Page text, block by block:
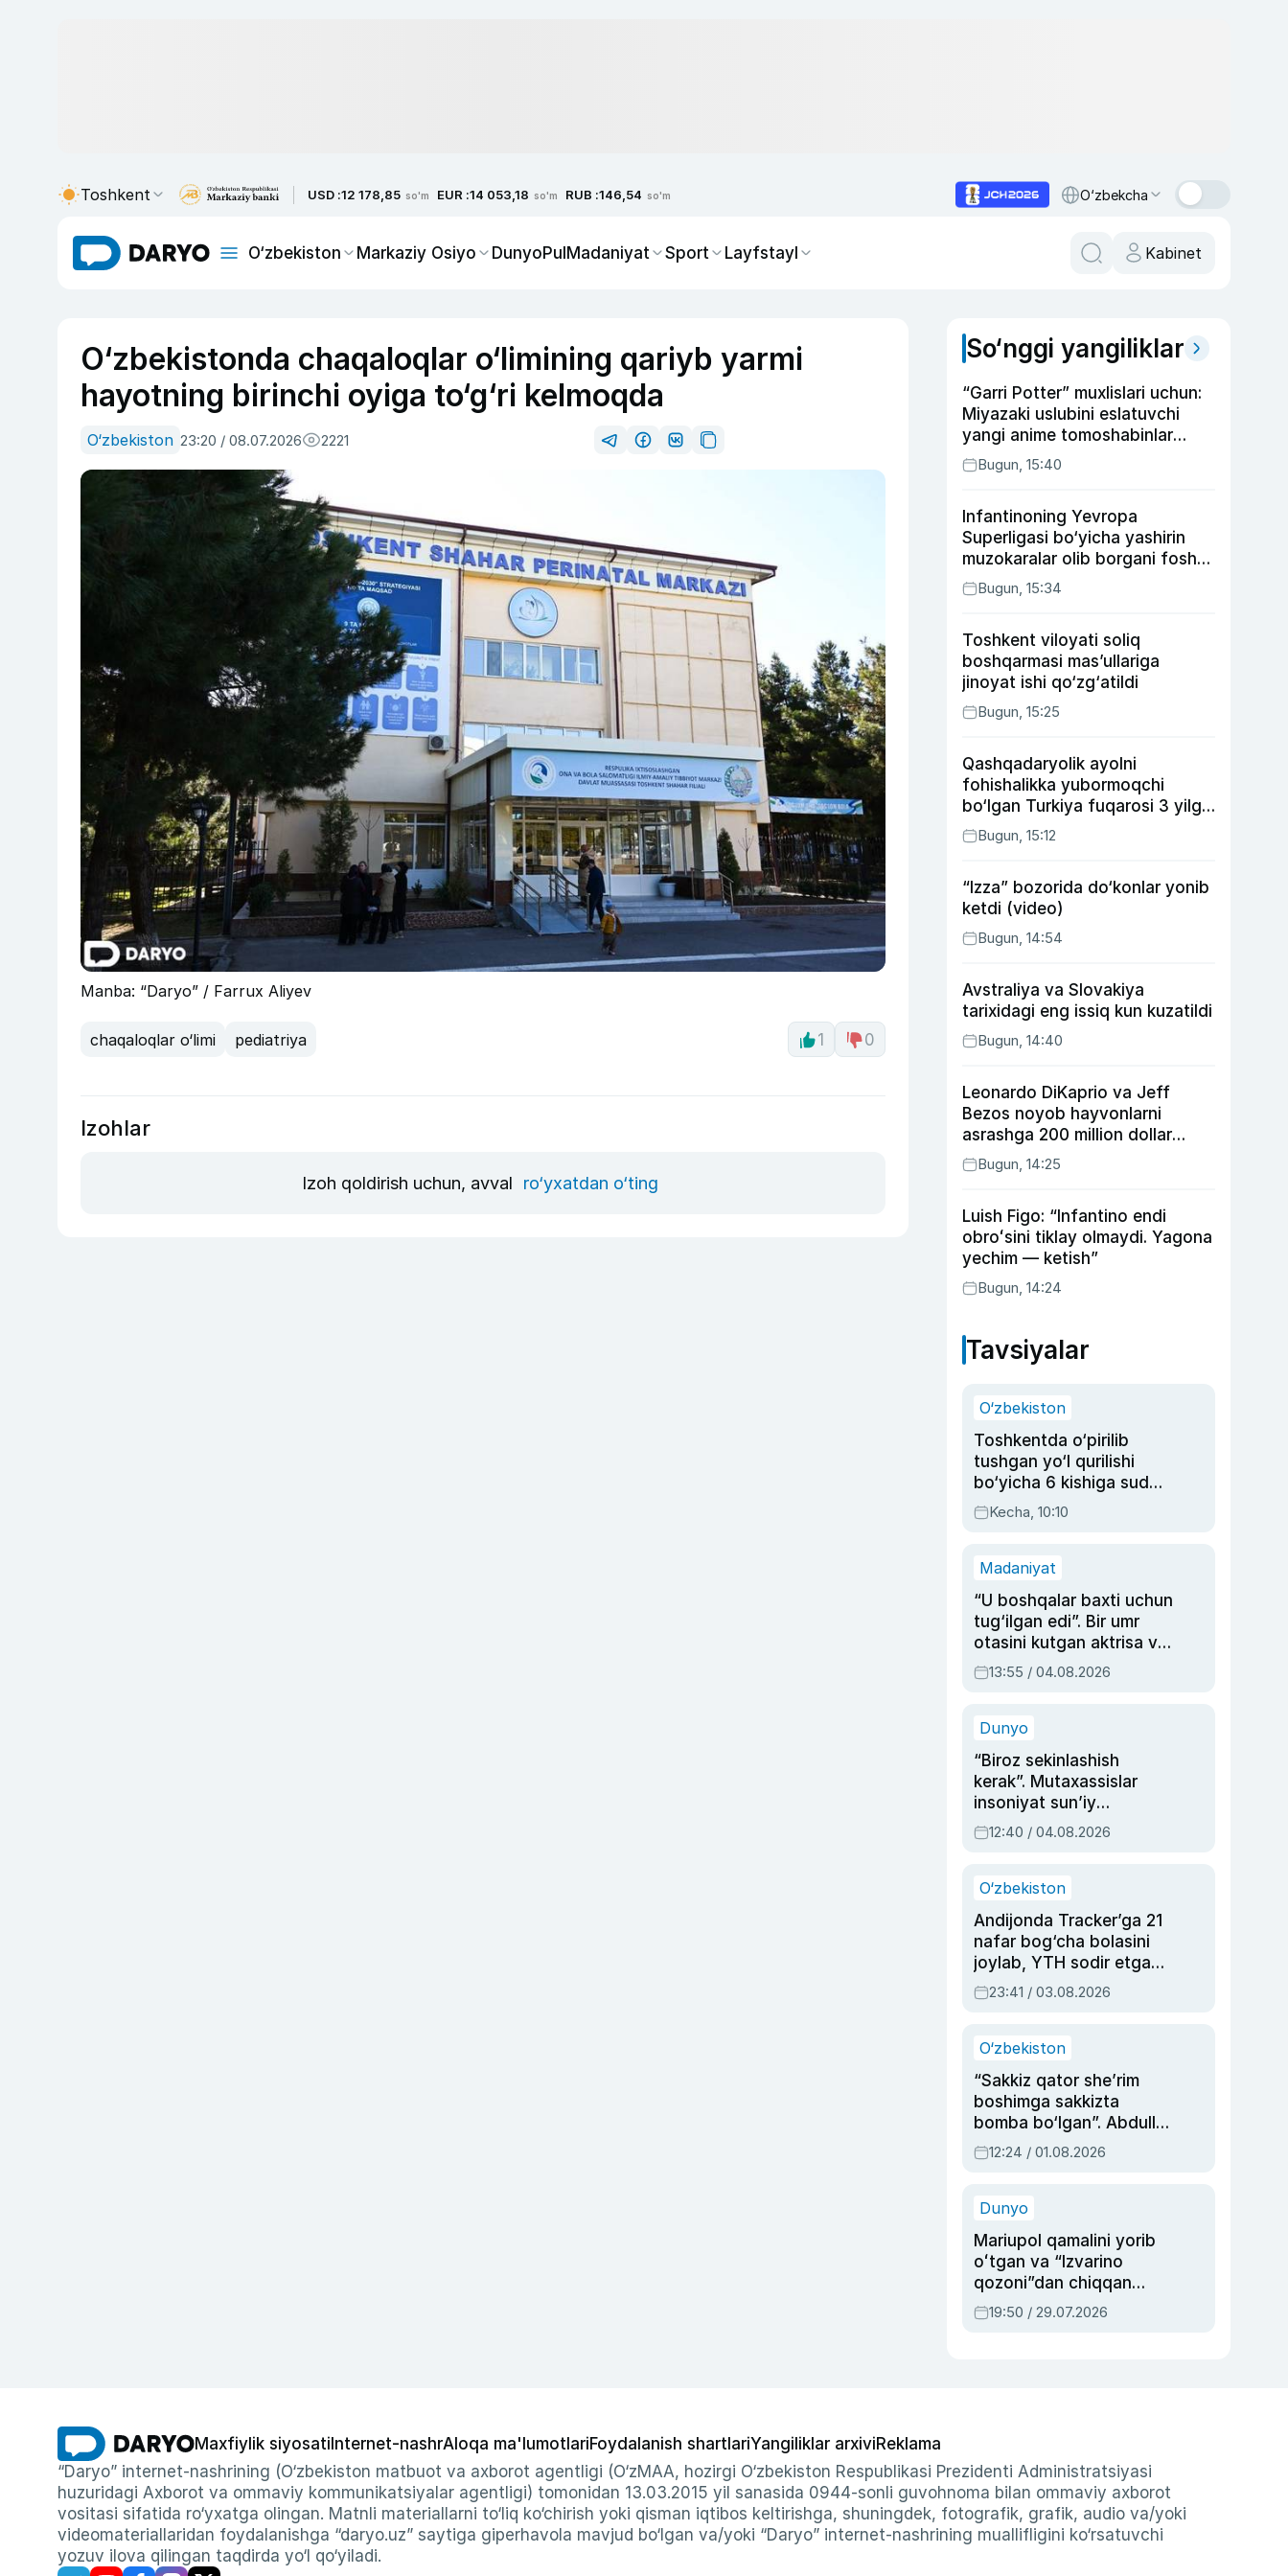
Toshkent USD :12 178,85 so'm EUR :14 053,18 so'm RUB :146,54 so'm O‘zbekcha
O‘zbekiston Markaziy Osiyo DunyoPulMadaniyat Sport Layfstayl Kabinet
O‘zbekistonda chaqaloqlar o‘limining qariyb yarmi
hayotning birinchi oyiga to‘g‘ri kelmoqda
O‘zbekiston 23:20 / 08.07.2026 2221
Manba: “Daryo” / Farrux Aliyev
chaqaloqlar o‘limi pediatriya 1 0
Izohlar
Izoh qoldirish uchun, avval ro‘yxatdan o‘ting
So‘nggi yangiliklar
“Garri Potter” muxlislari uchun:
Miyazaki uslubini eslatuvchi
yangi anime tomoshabinlar
e’tiborini qozonmoqda
Bugun, 15:40
Infantinoning Yevropa
Superligasi bo‘yicha yashirin
muzokaralar olib borgani fosh
bo‘ldiBugun, 15:34
Toshkent viloyati soliq
boshqarmasi mas’ullariga
jinoyat ishi qo‘zg‘atildi
Bugun, 15:25
Qashqadaryolik ayolni
fohishalikka yubormoqchi
bo‘lgan Turkiya fuqarosi 3 yilga
qamaldi
Bugun, 15:12
“Izza” bozorida do‘konlar yonib
ketdi (video)
Bugun, 14:54
Avstraliya va Slovakiya
tarixidagi eng issiq kun kuzatildi
Bugun, 14:40
Leonardo DiKaprio va Jeff
Bezos noyob hayvonlarni
asrashga 200 million dollar
ajratdi
Bugun, 14:25
Luish Figo: “Infantino endi
obroʻsini tiklay olmaydi. Yagona
yechim — ketish”
Bugun, 14:24
Tavsiyalar
O‘zbekiston
Toshkentda o‘pirilib
tushgan yo‘l qurilishi
bo‘yicha 6 kishiga sud
hukmi o‘qildi
Kecha, 10:10
Madaniyat
“U boshqalar baxti uchun
tug‘ilgan edi”. Bir umr
otasini kutgan aktrisa va
dublyaj ustasi Rimma
Ahmedovaning
13:55 / 04.08.2026
Dunyo
“Biroz sekinlashish
kerak”. Mutaxassislar
insoniyat sun’iy
intellektni boshqara
olmay qolishidan xavotir
12:40 / 04.08.2026
O‘zbekiston
Andijonda Tracker’ga 21
nafar bog‘cha bolasini
joylab, YTH sodir etgan
ayolga sud hukmi o‘qildi
23:41 / 03.08.2026
O‘zbekiston
“Sakkiz qator she’rim
boshimga sakkizta
bomba bo‘lgan”. Abdulla
Oripovni siyosiy
ayblovlardan asrab
12:24 / 01.08.2026
Dunyo
Mariupol qamalini yorib
oʻtgan va “Izvarino
qozoni”dan chiqqan
qahramon — Ukraina
armiyasi bosh
19:50 / 29.07.2026
Maxfiylik siyosati Internet-nashrAloqa ma'lumotlariFoydalanish shartlariYangiliklar arxiviReklama
“Daryo” internet-nashrining (O‘zbekiston matbuot va axborot agentligi (O‘zMAA, hozirgi O‘zbekiston Respublikasi Prezidenti Administratsiyasi
huzuridagi Axborot va ommaviy kommunikatsiyalar agentligi) tomonidan 13.03.2015 yil sanasida 0944-sonli guvohnoma bilan ommaviy axborot
vositasi sifatida ro‘yxatga olingan. Matnli materiallarni to‘liq ko‘chirish yoki qisman iqtibos keltirishga, shuningdek, fotografik, grafik, audio va/yoki
videomateriallaridan foydalanishga “daryo.uz” saytiga giperhavola mavjud bo‘lgan va/yoki “Daryo” internet-nashrining muallifligini ko‘rsatuvchi
yozuv ilova qilingan taqdirda yo‘l qo‘yiladi.